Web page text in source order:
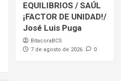
EQUILIBRIOS / SAÚL
¡FACTOR DE UNIDAD!/
José Luis Puga
BitacoraBCS
7 de agosto de 2026
0